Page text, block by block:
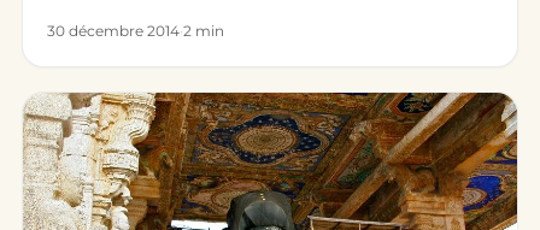
30 décembre 2014·2 min